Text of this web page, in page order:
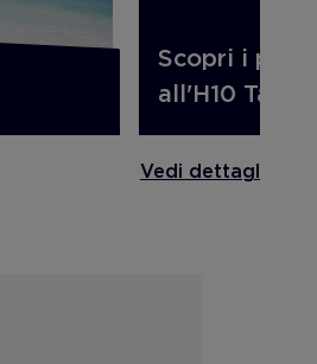
Scopri i
all'H10
Vedi dettagli